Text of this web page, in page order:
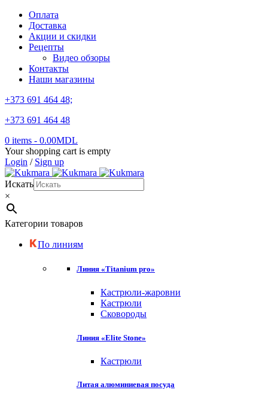
Оплата
Доставка
Акции и скидки
Рецепты
Видео обзоры
Контакты
Наши магазины
+373 691 464 48;
+373 691 464 48
0 items - 0.00MDL
Your shopping cart is empty
Login / Sign up
Искать
×
Категории товаров
По линиям
Линия «Titanium pro»
Кастрюли-жаровни
Кастрюли
Сковороды
Линия «Elite Stone»
Кастрюли
Литая алюминиевая посуда